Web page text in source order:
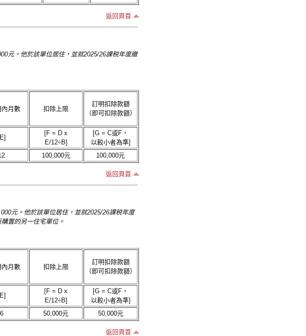
返回頁首
元。他於該單位居住，並就2025/26課税年度繳
內月數 扣除上限
訂明扣除款額
（即可扣除款額）
[F = D x
E/12÷B]
[G = C或F，
以較小者為準]
100,000元 100,000元
返回頁首
元。他於該單位居住，並就2025/26課税年度
置的另一住宅單位。
內月數 扣除上限
訂明扣除款額
（即可扣除款額）
[F = D x
E/12÷B]
[G = C或F，
以較小者為準]
6 50,000元 50,000元
返回頁首